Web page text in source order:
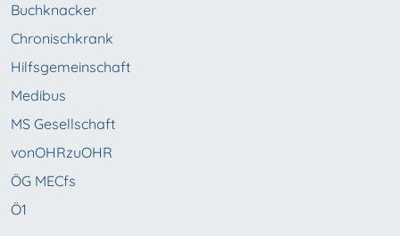
Buchknacker
Chronischkrank
Hilfsgemeinschaft
Medibus
MS Gesellschaft
vonOHRzuOHR
ÖG MECfs
Ö1